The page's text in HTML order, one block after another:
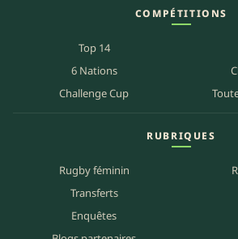
COMPÉTITIONS
Top 14
6 Nations
Challenge Cup
RUBRIQUES
Rugby féminin
Transferts
Enquêtes